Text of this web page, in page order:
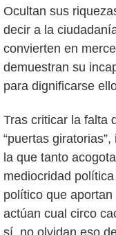
Ocultan sus
decir a la
convierten en
demuestran su
para dignificarse
Tras criticar la falta
“puertas
la que tanto
mediocridad
político que
actúan cual circo
sí, no olvidan eso